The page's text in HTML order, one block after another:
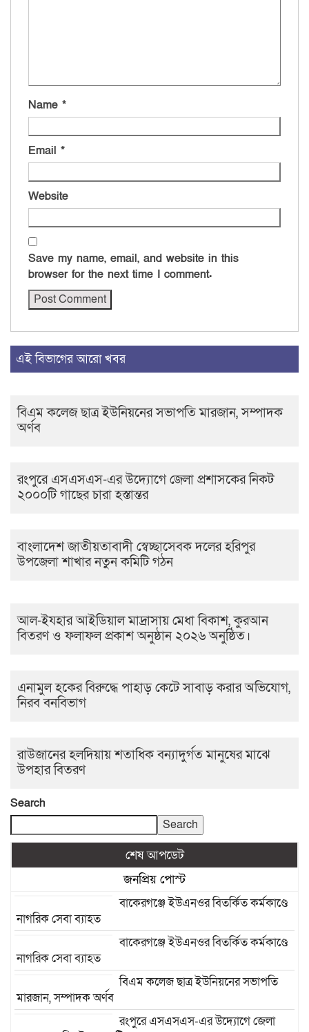
Name *
Email *
Website
Save my name, email, and website in this
browser for the next time I comment.
এই বিভাগের আরো খবর
বিএম কলেজ ছাত্র ইউনিয়নের সভাপতি মারজান, সম্পাদক
অর্ণব
রংপুরে এসএসএস-এর উদ্যোগে জেলা প্রশাসকের নিকট
২০০০টি গাছের চারা হস্তান্তর
বাংলাদেশ জাতীয়তাবাদী স্বেচ্ছাসেবক দলের হরিপুর
উপজেলা শাখার নতুন কমিটি গঠন
আল-ইযহার আইডিয়াল মাদ্রাসায় মেধা বিকাশ, কুরআন
বিতরণ ও ফলাফল প্রকাশ অনুষ্ঠান ২০২৬ অনুষ্ঠিত।
এনামুল হকের বিরুদ্ধে পাহাড় কেটে সাবাড় করার অভিযোগ,
নিরব বনবিভাগ
রাউজানের হলদিয়ায় শতাধিক বন্যাদুর্গত মানুষের মাঝে
উপহার বিতরণ
Search
Search
শেষ আপডেট
জনপ্রিয় পোস্ট
বাকেরগঞ্জে ইউএনওর বিতর্কিত কর্মকাণ্ডে
নাগরিক সেবা ব্যাহত
বাকেরগঞ্জে ইউএনওর বিতর্কিত কর্মকাণ্ডে
নাগরিক সেবা ব্যাহত
বিএম কলেজ ছাত্র ইউনিয়নের সভাপতি
মারজান, সম্পাদক অর্ণব
রংপুরে এসএসএস-এর উদ্যোগে জেলা